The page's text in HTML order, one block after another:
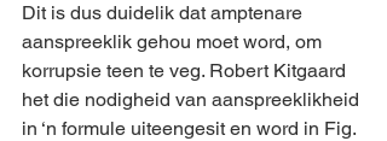
Dit is dus duidelik dat amptenare
aanspreeklik gehou moet word, om
korrupsie teen te veg. Robert Kitgaard
het die nodigheid van aanspreeklikheid
in ‘n formule uiteengesit en word in Fig.